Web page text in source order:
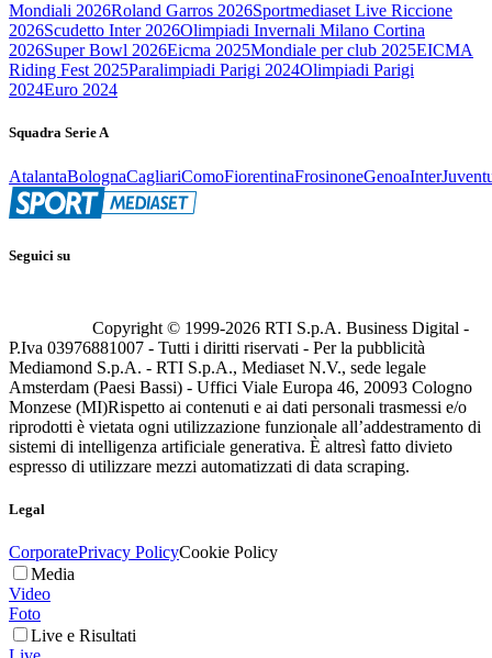
Mondiali 2026Roland Garros 2026Sportmediaset Live Riccione
2026Scudetto Inter 2026Olimpiadi Invernali Milano Cortina
2026Super Bowl 2026Eicma 2025Mondiale per club 2025EICMA
Riding Fest 2025Paralimpiadi Parigi 2024Olimpiadi Parigi
2024Euro 2024
Squadra Serie A
AtalantaBolognaCagliariComoFiorentinaFrosinoneGenoaInter
Seguici su
Copyright © 1999-2026 RTI S.p.A. Business Digital -
P.Iva 03976881007 - Tutti i diritti riservati - Per la pubblicità
Mediamond S.p.A. - RTI S.p.A., Mediaset N.V., sede legale
Amsterdam (Paesi Bassi) - Uffici Viale Europa 46, 20093 Cologno
Monzese (MI)Rispetto ai contenuti e ai dati personali trasmessi e/o
riprodotti è vietata ogni utilizzazione funzionale all’addestramento di
sistemi di intelligenza artificiale generativa. È altresì fatto divieto
espresso di utilizzare mezzi automatizzati di data scraping.
Legal
CorporatePrivacy PolicyCookie Policy
Media
Video
Foto
Live e Risultati